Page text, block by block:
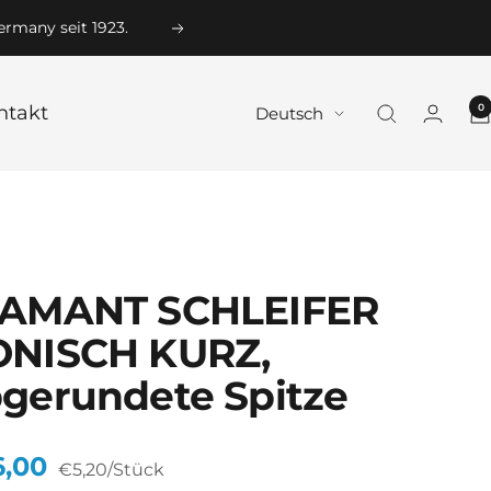
seit 1923.
Weiter
Sprache
Deutsch 0
SCHLEIFER
KURZ,
Spitze
€5,20/Stück